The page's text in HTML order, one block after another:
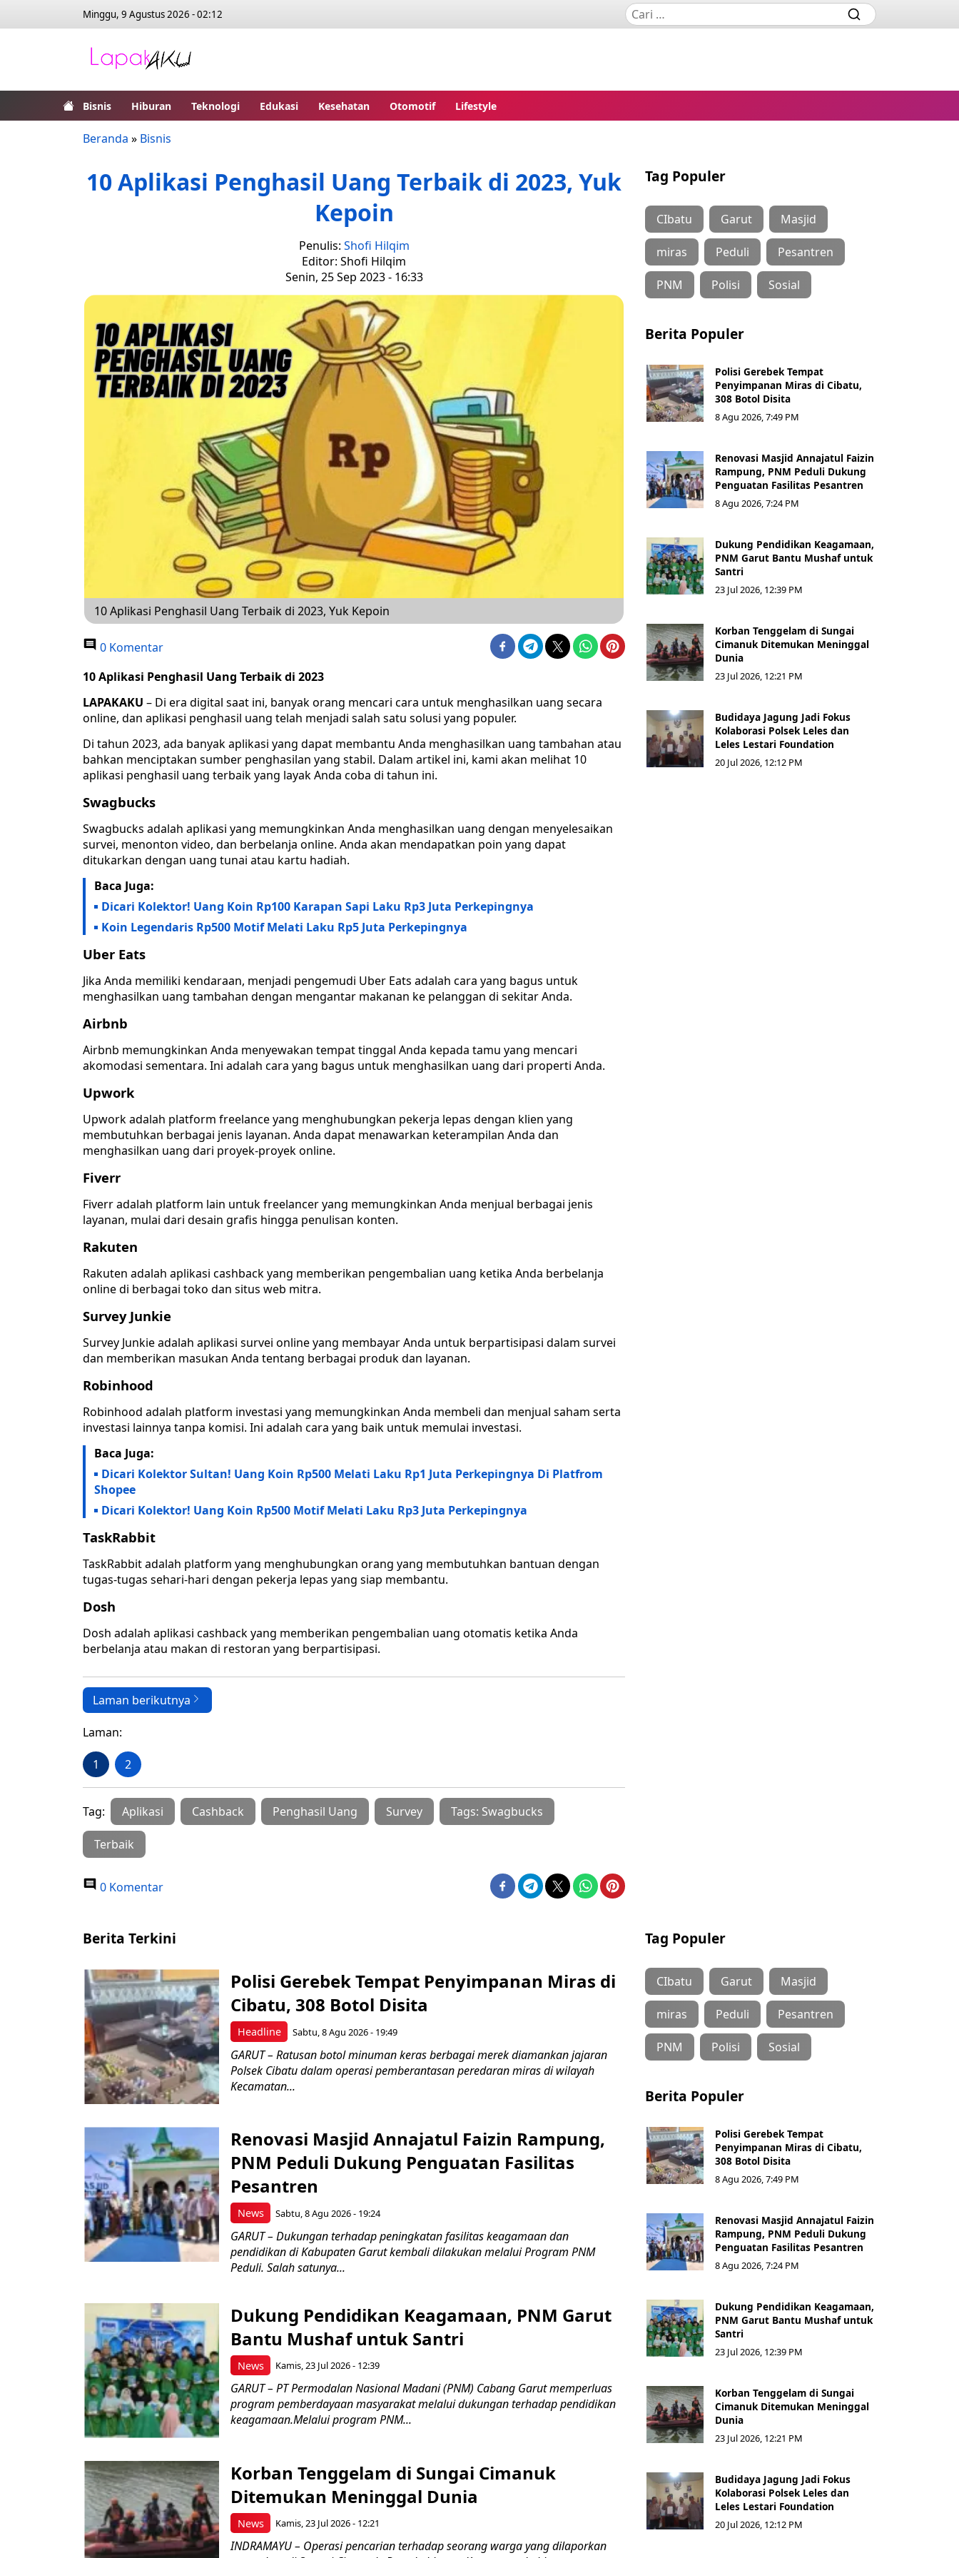
Minggu, 9 Agustus 2026 - 02:12
Bisnis Hiburan Teknologi Edukasi Kesehatan Otomotif Lifestyle
Beranda » Bisnis
10 Aplikasi Penghasil Uang Terbaik di 2023, Yuk
Kepoin
Penulis: Shofi Hilqim
Editor: Shofi Hilqim
Senin, 25 Sep 2023 - 16:33
10 Aplikasi Penghasil Uang Terbaik di 2023, Yuk Kepoin
0 Komentar
10 Aplikasi Penghasil Uang Terbaik di 2023
LAPAKAKU – Di era digital saat ini, banyak orang mencari cara untuk menghasilkan uang secara
online, dan aplikasi penghasil uang telah menjadi salah satu solusi yang populer.
Di tahun 2023, ada banyak aplikasi yang dapat membantu Anda menghasilkan uang tambahan atau
bahkan menciptakan sumber penghasilan yang stabil. Dalam artikel ini, kami akan melihat 10
aplikasi penghasil uang terbaik yang layak Anda coba di tahun ini.
Swagbucks
Swagbucks adalah aplikasi yang memungkinkan Anda menghasilkan uang dengan menyelesaikan
survei, menonton video, dan berbelanja online. Anda akan mendapatkan poin yang dapat
ditukarkan dengan uang tunai atau kartu hadiah.
Baca Juga:
Dicari Kolektor! Uang Koin Rp100 Karapan Sapi Laku Rp3 Juta Perkepingnya
Koin Legendaris Rp500 Motif Melati Laku Rp5 Juta Perkepingnya
Uber Eats
Jika Anda memiliki kendaraan, menjadi pengemudi Uber Eats adalah cara yang bagus untuk
menghasilkan uang tambahan dengan mengantar makanan ke pelanggan di sekitar Anda.
Airbnb
Airbnb memungkinkan Anda menyewakan tempat tinggal Anda kepada tamu yang mencari
akomodasi sementara. Ini adalah cara yang bagus untuk menghasilkan uang dari properti Anda.
Upwork
Upwork adalah platform freelance yang menghubungkan pekerja lepas dengan klien yang
membutuhkan berbagai jenis layanan. Anda dapat menawarkan keterampilan Anda dan
menghasilkan uang dari proyek-proyek online.
Fiverr
Fiverr adalah platform lain untuk freelancer yang memungkinkan Anda menjual berbagai jenis
layanan, mulai dari desain grafis hingga penulisan konten.
Rakuten
Rakuten adalah aplikasi cashback yang memberikan pengembalian uang ketika Anda berbelanja
online di berbagai toko dan situs web mitra.
Survey Junkie
Survey Junkie adalah aplikasi survei online yang membayar Anda untuk berpartisipasi dalam survei
dan memberikan masukan Anda tentang berbagai produk dan layanan.
Robinhood
Robinhood adalah platform investasi yang memungkinkan Anda membeli dan menjual saham serta
investasi lainnya tanpa komisi. Ini adalah cara yang baik untuk memulai investasi.
Baca Juga:
Dicari Kolektor Sultan! Uang Koin Rp500 Melati Laku Rp1 Juta Perkepingnya Di Platfrom
Shopee
Dicari Kolektor! Uang Koin Rp500 Motif Melati Laku Rp3 Juta Perkepingnya
TaskRabbit
TaskRabbit adalah platform yang menghubungkan orang yang membutuhkan bantuan dengan
tugas-tugas sehari-hari dengan pekerja lepas yang siap membantu.
Dosh
Dosh adalah aplikasi cashback yang memberikan pengembalian uang otomatis ketika Anda
berbelanja atau makan di restoran yang berpartisipasi.
Laman berikutnya
Laman:
1 2
Tag: Aplikasi Cashback Penghasil Uang Survey Tags: Swagbucks
Terbaik
0 Komentar
Tag Populer
CIbatu Garut Masjid
miras Peduli Pesantren
PNM Polisi Sosial
Berita Populer
Polisi Gerebek Tempat
Penyimpanan Miras di Cibatu,
308 Botol Disita
8 Agu 2026, 7:49 PM
Renovasi Masjid Annajatul Faizin
Rampung, PNM Peduli Dukung
Penguatan Fasilitas Pesantren
8 Agu 2026, 7:24 PM
Dukung Pendidikan Keagamaan,
PNM Garut Bantu Mushaf untuk
Santri
23 Jul 2026, 12:39 PM
Korban Tenggelam di Sungai
Cimanuk Ditemukan Meninggal
Dunia
23 Jul 2026, 12:21 PM
Budidaya Jagung Jadi Fokus
Kolaborasi Polsek Leles dan
Leles Lestari Foundation
20 Jul 2026, 12:12 PM
Berita Terkini
Headline
Polisi Gerebek Tempat Penyimpanan Miras di
Cibatu, 308 Botol Disita
Sabtu, 8 Agu 2026 - 19:49
GARUT – Ratusan botol minuman keras berbagai merek diamankan jajaran
Polsek Cibatu dalam operasi pemberantasan peredaran miras di wilayah
Kecamatan...
News
Renovasi Masjid Annajatul Faizin Rampung,
PNM Peduli Dukung Penguatan Fasilitas
Pesantren
Sabtu, 8 Agu 2026 - 19:24
GARUT – Dukungan terhadap peningkatan fasilitas keagamaan dan
pendidikan di Kabupaten Garut kembali dilakukan melalui Program PNM
Peduli. Salah satunya...
News
Dukung Pendidikan Keagamaan, PNM Garut
Bantu Mushaf untuk Santri
Kamis, 23 Jul 2026 - 12:39
GARUT – PT Permodalan Nasional Madani (PNM) Cabang Garut memperluas
program pemberdayaan masyarakat melalui dukungan terhadap pendidikan
keagamaan.Melalui program PNM...
News
Korban Tenggelam di Sungai Cimanuk
Ditemukan Meninggal Dunia
Kamis, 23 Jul 2026 - 12:21
INDRAMAYU – Operasi pencarian terhadap seorang warga yang dilaporkan
Tag Populer
CIbatu Garut Masjid
miras Peduli Pesantren
PNM Polisi Sosial
Berita Populer
Polisi Gerebek Tempat
Penyimpanan Miras di Cibatu,
308 Botol Disita
8 Agu 2026, 7:49 PM
Renovasi Masjid Annajatul Faizin
Rampung, PNM Peduli Dukung
Penguatan Fasilitas Pesantren
8 Agu 2026, 7:24 PM
Dukung Pendidikan Keagamaan,
PNM Garut Bantu Mushaf untuk
Santri
23 Jul 2026, 12:39 PM
Korban Tenggelam di Sungai
Cimanuk Ditemukan Meninggal
Dunia
23 Jul 2026, 12:21 PM
Budidaya Jagung Jadi Fokus
Kolaborasi Polsek Leles dan
Leles Lestari Foundation
20 Jul 2026, 12:12 PM